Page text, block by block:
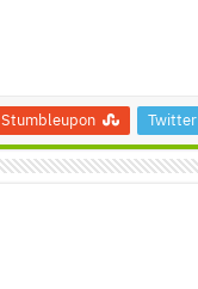
Twitter
Stumbleupon